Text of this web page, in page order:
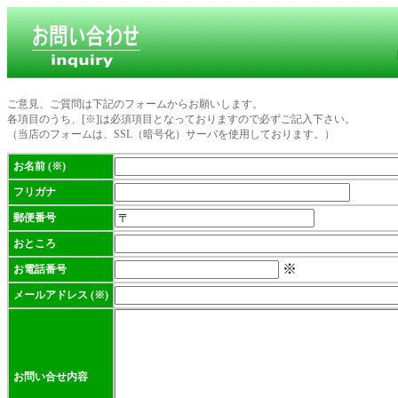
ご意見、ご質問は下記のフォームからお願いします。
各項目のうち、[※]は必須項目となっておりますので必ずご記入下さい。
（当店のフォームは、SSL（暗号化）サーバを使用しております。）
お名前 (※)
フリガナ
郵便番号
おところ
お電話番号 ※
メールアドレス (※)
お問い合せ内容